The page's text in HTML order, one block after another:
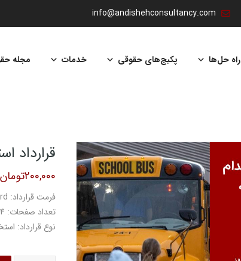
info@andishehconsultancy.com
راه حل‌ها پکیج‌های حقوقی خدمات مجله
قرارداد
200,000تومان
فرمت قرارداد: Word
تعداد صفحات: 4 صفحه
نوع قرارداد: